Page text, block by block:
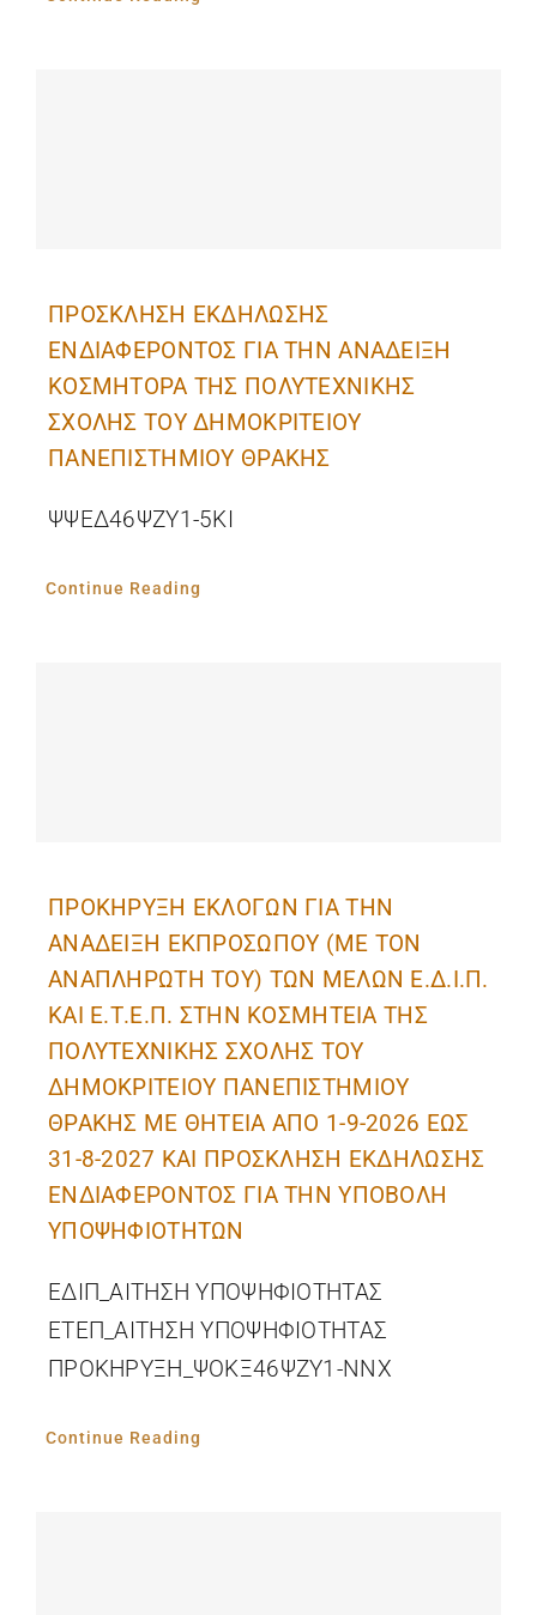
ΠΡΟΣΚΛΗΣΗ ΕΚΔΗΛΩΣΗΣ
ΕΝΔΙΑΦΕΡΟΝΤΟΣ ΓΙΑ ΤΗΝ ΑΝΑΔΕΙΞΗ
ΚΟΣΜΗΤΟΡΑ ΤΗΣ ΠΟΛΥΤΕΧΝΙΚΗΣ
ΣΧΟΛΗΣ ΤΟΥ ΔΗΜΟΚΡΙΤΕΙΟΥ
ΠΑΝΕΠΙΣΤΗΜΙΟΥ ΘΡΑΚΗΣ
ΨΨΕΔ46ΨΖΥ1-5ΚΙ
Continue Reading
ΠΡΟΚΗΡΥΞΗ ΕΚΛΟΓΩΝ ΓΙΑ ΤΗΝ
ΑΝΑΔΕΙΞΗ ΕΚΠΡΟΣΩΠΟΥ (ΜΕ ΤΟΝ
ΑΝΑΠΛΗΡΩΤΗ ΤΟΥ) ΤΩΝ ΜΕΛΩΝ Ε.Δ.Ι.Π.
ΚΑΙ Ε.Τ.Ε.Π. ΣΤΗΝ ΚΟΣΜΗΤΕΙΑ ΤΗΣ
ΠΟΛΥΤΕΧΝΙΚΗΣ ΣΧΟΛΗΣ ΤΟΥ
ΔΗΜΟΚΡΙΤΕΙΟΥ ΠΑΝΕΠΙΣΤΗΜΙΟΥ
ΘΡΑΚΗΣ ΜΕ ΘΗΤΕΙΑ ΑΠΟ 1-9-2026 ΕΩΣ
31-8-2027 ΚΑΙ ΠΡΟΣΚΛΗΣΗ ΕΚΔΗΛΩΣΗΣ
ΕΝΔΙΑΦΕΡΟΝΤΟΣ ΓΙΑ ΤΗΝ ΥΠΟΒΟΛΗ
ΥΠΟΨΗΦΙΟΤΗΤΩΝ
ΕΔΙΠ_ΑΙΤΗΣΗ ΥΠΟΨΗΦΙΟΤΗΤΑΣ
ΕΤΕΠ_ΑΙΤΗΣΗ ΥΠΟΨΗΦΙΟΤΗΤΑΣ
ΠΡΟΚΗΡΥΞΗ_ΨΟΚΞ46ΨΖΥ1-ΝΝΧ
Continue Reading